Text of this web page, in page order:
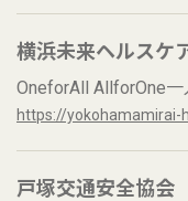
横浜未来ヘルスケ
OneforAll AllforOne
https://yokohamamirai-
戸塚交通安全協会